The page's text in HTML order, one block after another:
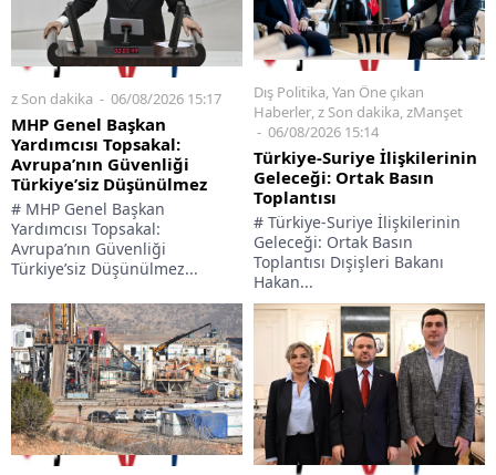
z Son dakika 06/08/2026 15:17
MHP Genel Başkan
Yardımcısı Topsakal:
Avrupa’nın Güvenliği
Türkiye’siz Düşünülmez
# MHP Genel Başkan
Yardımcısı Topsakal:
Avrupa’nın Güvenliği
Türkiye’siz Düşünülmez...
Dış Politika,Yan Öne çıkan
Haberler,z Son dakika,zManşet
06/08/2026 15:14
Türkiye-Suriye İlişkilerinin
Geleceği: Ortak Basın
Toplantısı
# Türkiye-Suriye İlişkilerinin
Geleceği: Ortak Basın
Toplantısı Dışişleri Bakanı
Hakan...